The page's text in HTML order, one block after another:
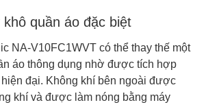
quần áo đặc biệt
NA-V10FC1WVT có thể thay thế một
áo thông dụng nhờ được tích hợp
đại. Không khí bên ngoài được
khí và được làm nóng bằng máy